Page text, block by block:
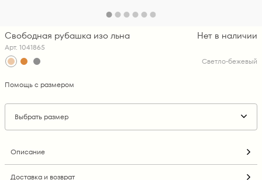
Свободная рубашка изо льна
Арт. 1041865
Нет в наличии
Светло-бежевый
Помощь с размером
Выбрать размер
Описание
Доставка и возврат